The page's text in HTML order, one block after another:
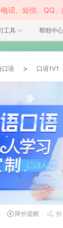
话、短信、QQ
工具 帮助中心
口语 > 口语1V1
降价提醒